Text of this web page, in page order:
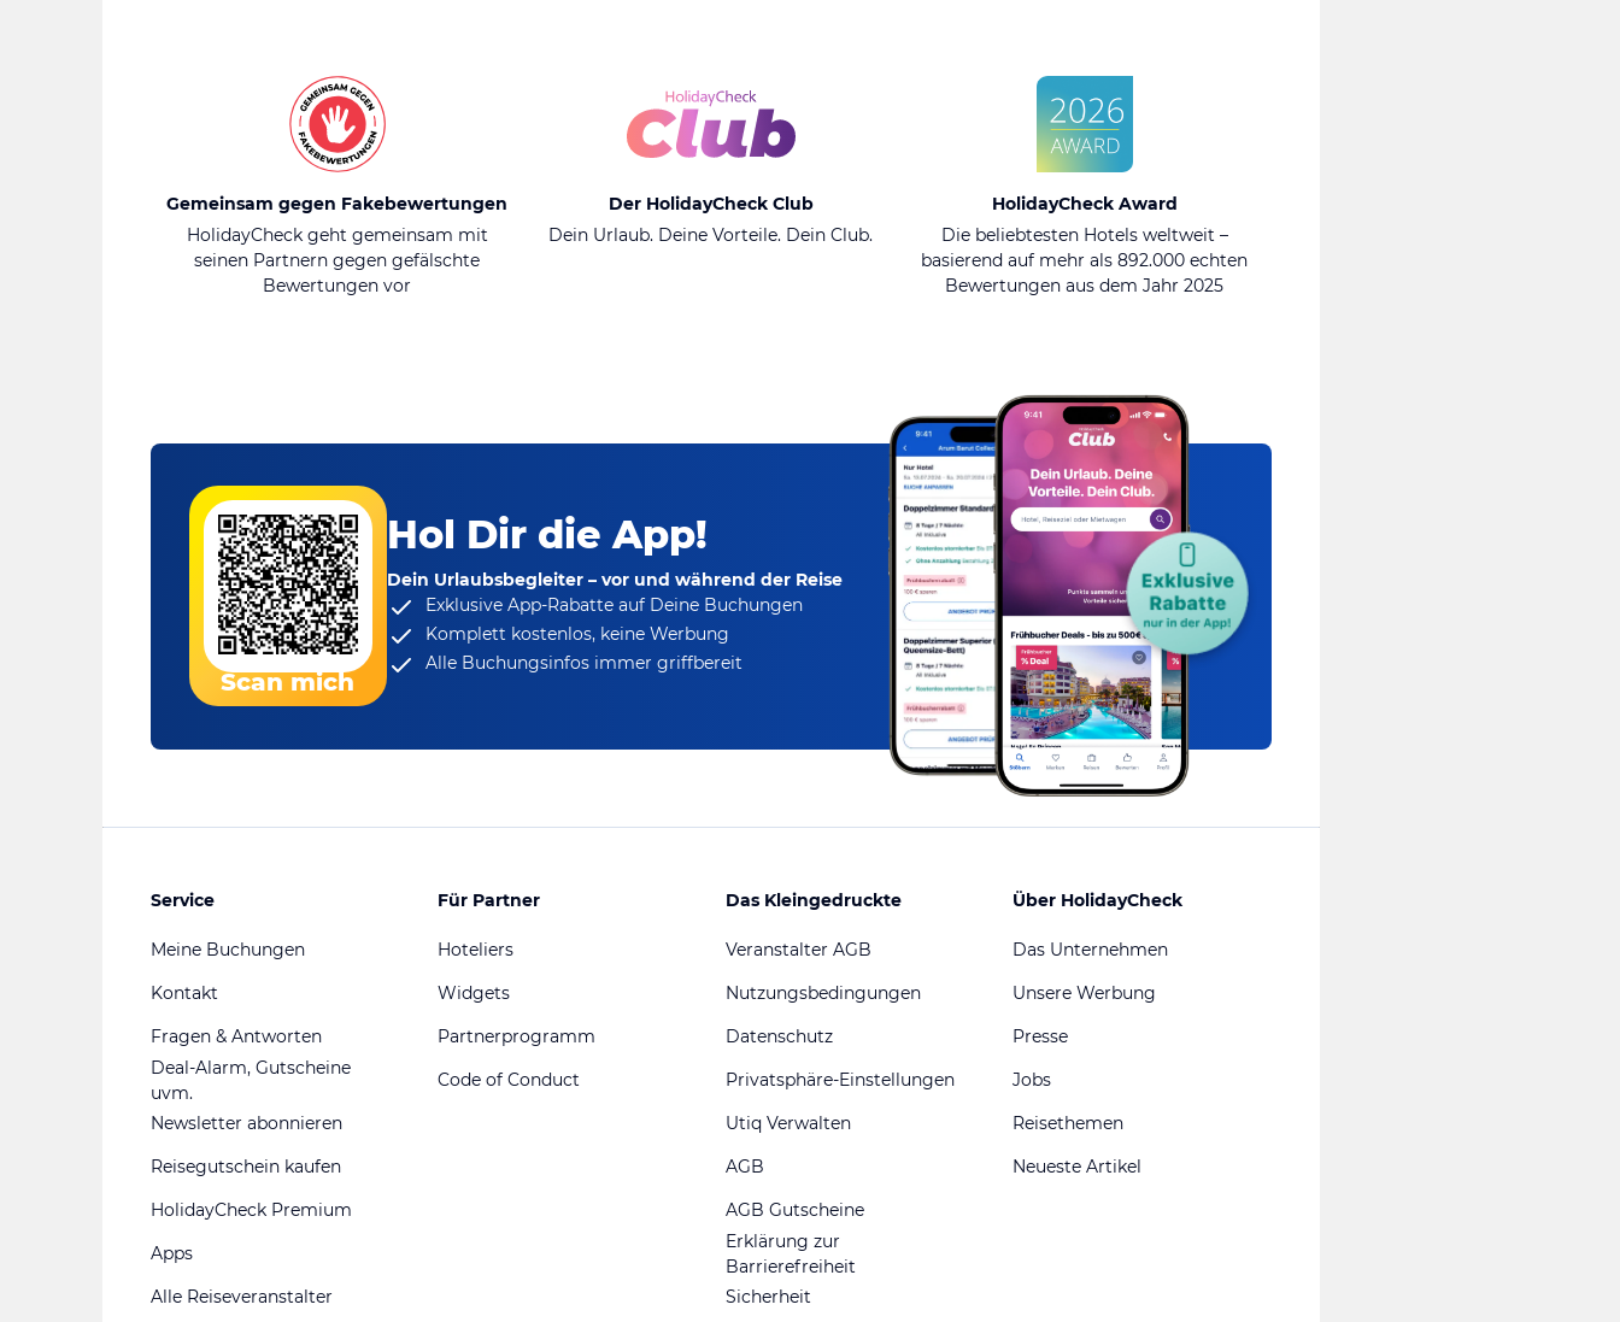
Gemeinsam gegen Fakebewertungen
HolidayCheck geht gemeinsam mit
seinen Partnern gegen gefälschte
Bewertungen vor
Der HolidayCheck Club
Dein Urlaub. Deine Vorteile. Dein Club.
HolidayCheck Award
Die beliebtesten Hotels weltweit –
basierend auf mehr als 892.000 echten
Bewertungen aus dem Jahr 2025
Scan mich
Hol Dir die App!
Dein Urlaubsbegleiter – vor und während der Reise
Exklusive App-Rabatteauf Deine Buchungen
Komplett kostenlos, keine Werbung
Alle Buchungsinfos immer griffbereit
Service
Meine Buchungen
Kontakt
Fragen & Antworten
Deal-Alarm, Gutscheine
uvm.
Newsletter abonnieren
Reisegutschein kaufen
HolidayCheck Premium
Apps
Alle Reiseveranstalter
Für Partner
Hoteliers
Widgets
Partnerprogramm
Code of Conduct
Das Kleingedruckte
Veranstalter AGB
Nutzungsbedingungen
Datenschutz
Privatsphäre-Einstellungen
Utiq Verwalten
AGB
AGB Gutscheine
Erklärung zur
Barrierefreiheit
Sicherheit
Über HolidayCheck
Das Unternehmen
Unsere Werbung
Presse
Jobs
Reisethemen
Neueste Artikel